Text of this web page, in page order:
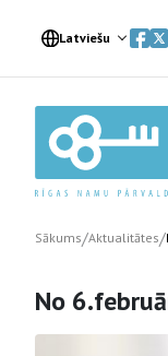
Latviešu
Sākums/Aktualitātes/
No